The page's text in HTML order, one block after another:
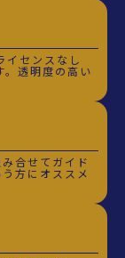
イセンスなし
透明度の高い
合せてガイド
方にオススメ